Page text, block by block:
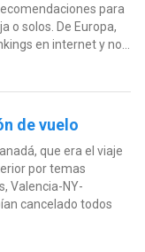
para
o solos. De Europa,
en internet y no...
de vuelo
que era el viaje
por temas
Valencia-NY-
cancelado todos